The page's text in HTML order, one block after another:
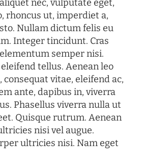
nec, vulputate eget,
rhoncus ut, imperdiet a,
Nullam dictum felis eu
Integer tincidunt. Cras
semper nisi.
tellus. Aenean leo
vitae, eleifend ac,
ante, dapibus in, viverra
Phasellus viverra nulla ut
Quisque rutrum. Aenean
nisi vel augue.
ultricies nisi. Nam eget